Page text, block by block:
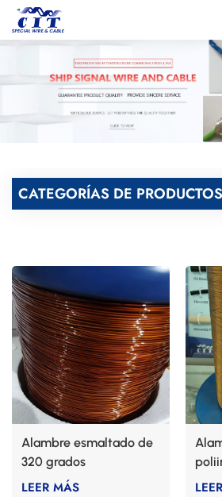
English
Français
Italiano
Español
CATEGORÍAS DE PRODUCTOS
Alambre esmaltado de
320 grados
LEER MÁS